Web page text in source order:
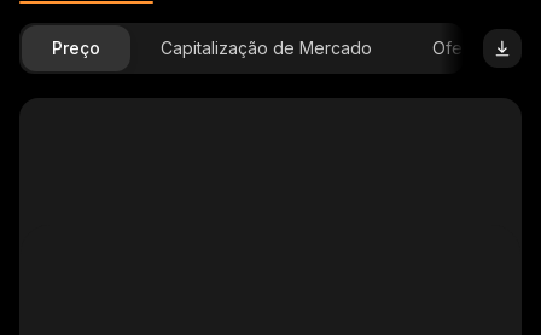
Preço Capitalização de Mercado Oferta